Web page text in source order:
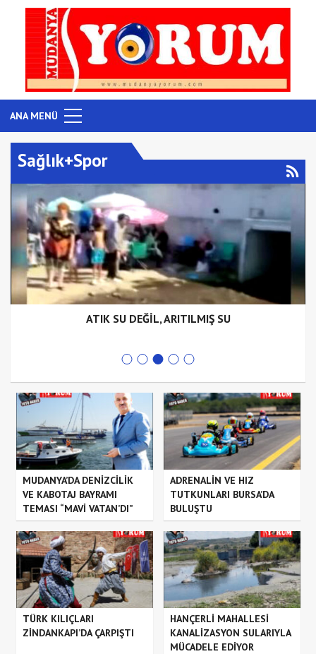
ANA MENÜ
Sağlık+Spor
ATIK SU DEĞİL, ARITILMIŞ SU
MUDANYA’DA DENİZCİLİK
VE KABOTAJ BAYRAMI
TEMASI “MAVİ VATAN’DI”
ADRENALİN VE HIZ
TUTKUNLARI BURSA’DA
BULUŞTU
TÜRK KILIÇLARI
ZİNDANKAPI’DA ÇARPIŞTI
HANÇERLİ MAHALLESİ
KANALİZASYON SULARIYLA
MÜCADELE EDİYOR